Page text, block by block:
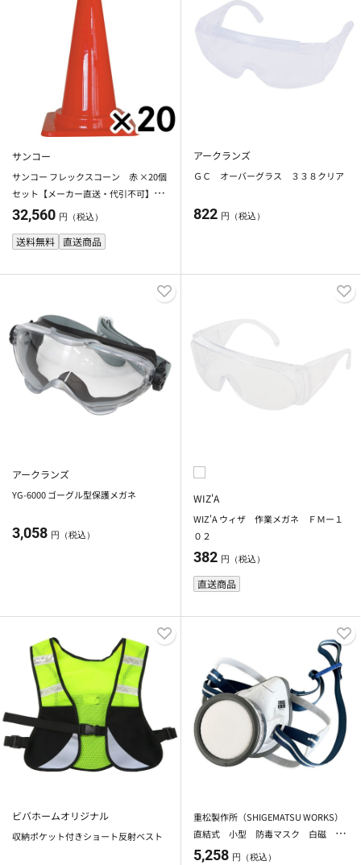
サンコー
サンコー フレックスコーン 赤 ×20個
セット【メーカー直送・代引不可】
【法人限定】【日祝配送不可・時間指
32,560 円（税込）
送料無料 直送商品
アークランズ
ＧＣ オーバーグラス ３３８クリア
822 円（税込）
アークランズ
YG-6000 ゴーグル型保護メガネ
3,058 円（税込）
WIZ'A
WIZ'A ウィザ 作業メガネ ＦＭー１
０２
382 円（税込）
直送商品
ビバホームオリジナル
収納ポケット付きショート反射ベスト
重松製作所（SHIGEMATSU WORKS）
直結式 小型 防毒マスク 白磁 Ｔ
Ｓ／ＯＶ防じん機能付有機ガス用吸収
5,258 円（税込）